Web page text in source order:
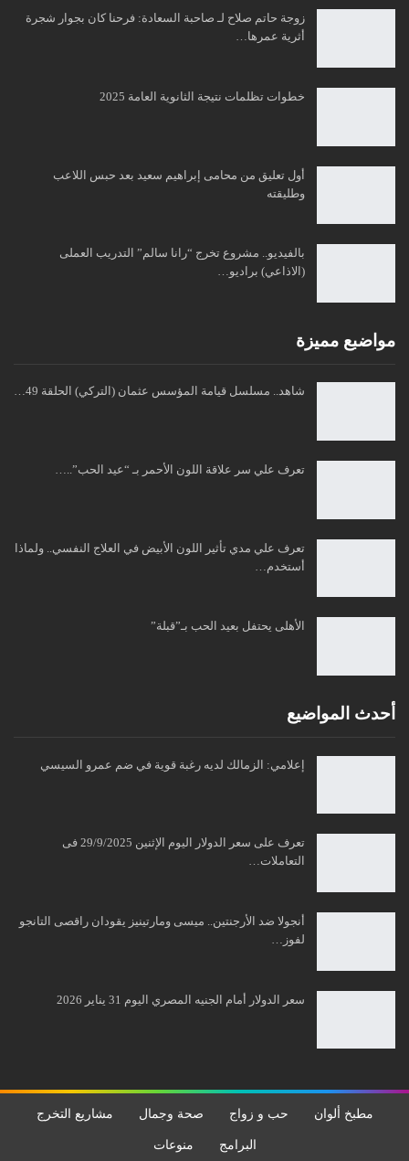
زوجة حاتم صلاح لـ صاحبة السعادة: فرحنا كان بجوار شجرة
أثرية عمرها…
خطوات تظلمات نتيجة الثانوية العامة 2025
أول تعليق من محامى إبراهيم سعيد بعد حبس اللاعب
وطليقته
بالفيديو.. مشروع تخرج “رانا سالم” التدريب العملى
(الاذاعي) براديو…
مواضبع مميزة
شاهد.. مسلسل قيامة المؤسس عثمان (التركي) الحلقة 49…
تعرف علي سر علاقة اللون الأحمر بـ “عيد الحب”..…
تعرف علي مدي تأثير اللون الأبيض في العلاج النفسي.. ولماذا
أستخدم…
الأهلى يحتفل بعيد الحب بـ”قبلة”
أحدث المواضيع
إعلامي: الزمالك لديه رغبة قوية في ضم عمرو السيسي
تعرف على سعر الدولار اليوم الإثنين 29/9/2025 فى
التعاملات…
أنجولا ضد الأرجنتين.. ميسى ومارتينيز يقودان راقصى التانجو
لفوز…
سعر الدولار أمام الجنيه المصري اليوم 31 يناير 2026
مطبخ ألوان حب و زواج صحة وجمال مشاريع التخرج
البرامج منوعات